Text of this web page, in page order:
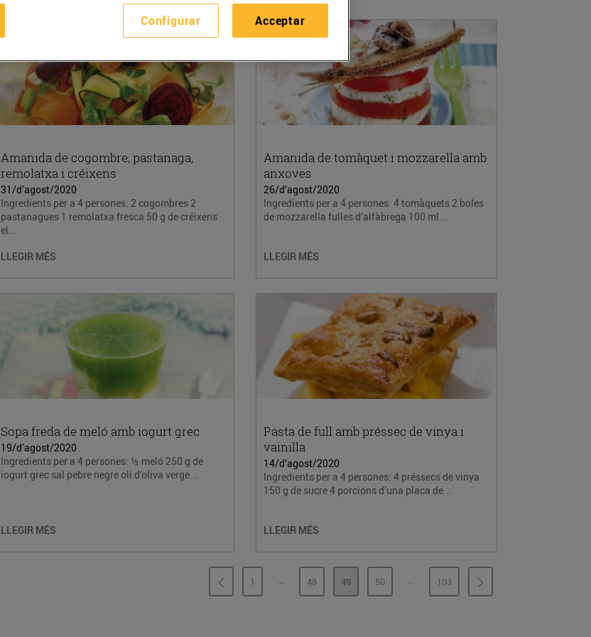
Amanida de cogombre, pastanaga,
remolatxa i créixens
31/d’agost/2020
Ingredients per a 4 persones: 2 cogombres 2
pastanagues 1 remolatxa fresca 50 g de créixens
el...
LLEGIR MÉS
Amanida de tomàquet i mozzarella amb
anxoves
26/d’agost/2020
Ingredients per a 4 persones: 4 tomàquets 2 boles
de mozzarella fulles d’alfàbrega 100 ml...
LLEGIR MÉS
Sopa freda de meló amb iogurt grec
19/d’agost/2020
Ingredients per a 4 persones: ½ meló 250 g de
iogurt grec sal pebre negre oli d’oliva verge...
LLEGIR MÉS
Pasta de full amb préssec de vinya i
vainilla
14/d’agost/2020
Ingredients per a 4 persones: 4 préssecs de vinya
150 g de sucre 4 porcions d’una placa de...
LLEGIR MÉS
PÀGINA
1 ...PÀGINES INTERMÈDIES
PÀGINA
48 PÀGINA
49 PÀGINA
50 ...PÀGINES INTERMÈDIES
PÀGINA
103
Configurar Acceptar